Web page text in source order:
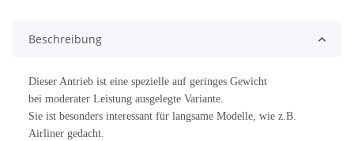
Beschreibung
Dieser Antrieb ist eine spezielle auf geringes Gewicht
bei moderater Leistung ausgelegte Variante.
Sie ist besonders interessant für langsame Modelle, wie z.B.
Airliner gedacht.